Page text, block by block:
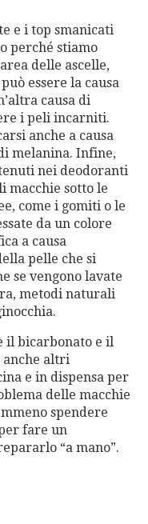
e i top smanicati
perché stiamo
delle ascelle,
essere la causa
causa di
i peli incarniti.
anche a causa
melanina. Infine,
nei deodoranti
macchie sotto le
come i gomiti o le
da un colore
a causa
pelle che si
se vengono lavate
metodi naturali
il bicarbonato e il
anche altri
e in dispensa per
delle macchie
spendere
fare un
“a mano”.